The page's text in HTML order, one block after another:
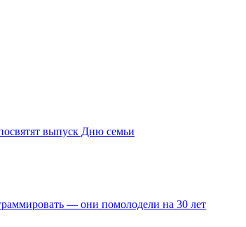
выпуск Дню семьи
— они помолодели на 30 лет